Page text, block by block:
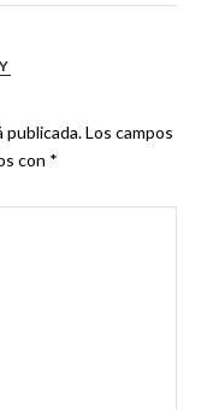
publicada.Los campos
con *